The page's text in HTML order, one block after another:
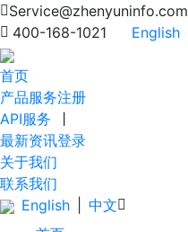
Service@zhenyuninfo.com
400-168-1021
English
首页
产品服务
API服务
最新资讯
关于我们
联系我们
注册
登录
English
中文